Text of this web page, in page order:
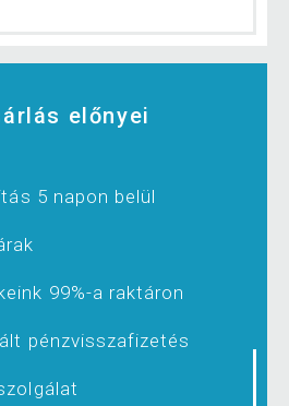
előnyei
5 napon belül
99%-a raktáron
pénzvisszafizetés